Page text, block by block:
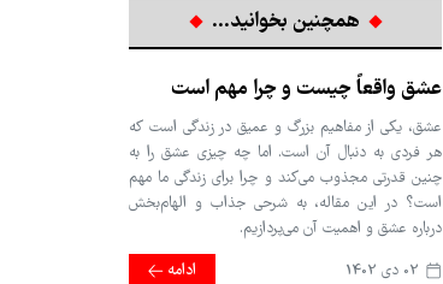
همچنین بخوانید...
عشق واقعاً چیست و چرا مهم است
عشق، یکی از مفاهیم بزرگ و عمیق در زندگی است که
هر فردی به دنبال آن است. اما چه چیزی عشق را به
چنین قدرتی مجذوب می‌کند و چرا برای زندگی ما مهم
است؟ در این مقاله، به شرحی جذاب و الهام‌بخش
درباره عشق و اهمیت آن می‌پردازیم.
ادامه